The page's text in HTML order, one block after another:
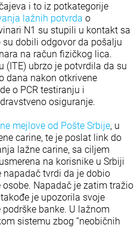
i to iz potkategorije
lažnih potvrda o
N1 su stupili u kontakt sa
su dobili odgovor da pošalju
na račun fizičkog lica.
(ITE) ubrzo je potvrdila da su
dana nakon otkrivene
o PCR testiranju i
osiguranje.
mejlove od Pošte Srbije, u
carine, te je poslat link do
lažne carine, sa ciljem
usmerena na korisnike u Srbiji
tvrdi da je dobio
Napadač je zatim tražio
je upozorila svoje
banke. U lažnom
sistemu zbog “neobičnih